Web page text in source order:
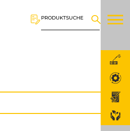
PRODUKTSUCHE